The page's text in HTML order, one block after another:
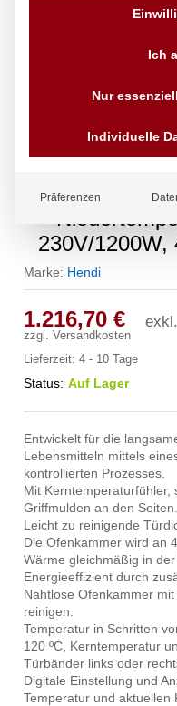
230V/1200W,
Marke: Hendi
1.216,70€
zzgl.Versandkosten
Lieferzeit:4 - 10 Tage
Status: Auf Lager
Entwickelt für die
Lebensmitteln mittels
kontrollierten Prozesses.
Mit Kerntemperaturfühler,
Griffmulden an den Seiten.
Leicht zu reinigende
Die Ofenkammer wird an
Wärme gleichmäßig in der
Energieeffizient durch
Nahtlose Ofenkammer
reinigen.
Temperatur in Schritten
120 ºC, Kerntemperatur
Türbänder links oder
Digitale Einstellung und
Temperatur und aktuellen
Ich
Nur
Individuelle
Präferenzen